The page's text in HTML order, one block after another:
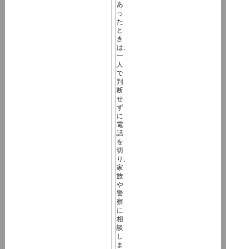
あ
っ
た
と
き
は、
一
人
で
判
断
せ
ず
に
電
話
を
切
り、
家
族
や
警
察
に
相
談
し
ま